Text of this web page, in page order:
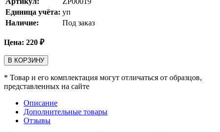
Единица учёта: уп
Наличие:
Под заказ
Цена: 220 ₽
В КОРЗИНУ
* Товар и его комплектация могут отличаться от образцов,
представленных на сайте
Описание
Дополнительные товары
Отзывы